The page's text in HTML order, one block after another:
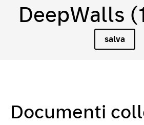
DeepWalls
salva
Documenti